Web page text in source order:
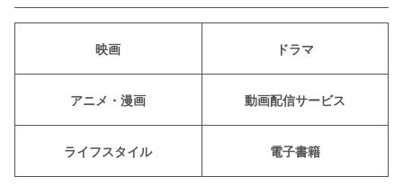
映画 ドラマ
アニメ・漫画 動画配信サービス
ライフスタイル 電子書籍